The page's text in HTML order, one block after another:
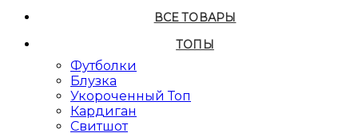
ВСЕ ТОВАРЫ
ТОПЫ
Футболки
Блузка
Укороченный Топ
Кардиган
Свитшот